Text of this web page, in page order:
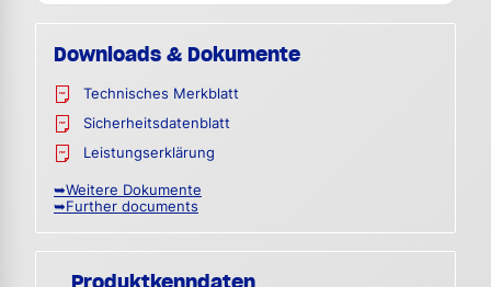
Downloads & Dokumente
Technisches Merkblatt
Sicherheitsdatenblatt
Leistungserklärung
➥Weitere Dokumente
➥Further documents